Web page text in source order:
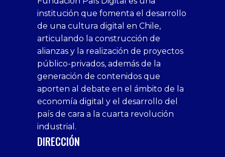
1xbet
canlı
casino
siteleri
bedava
bonus
veren
siteler
1xbet
deneme
bonusu
veren
siteleri
deneme
bonusu
Sikis
siteleri
bonusu
veren
siteler
casino
siteleri
1win
xslot
sahabet
giriş
1xbet
giriş
tarafbet
giriş
bonusu
veren
siteler
deneme
bonusu
Deneme
bonusu
veren
siteler
escort
casino
siteleri
bonusu
bahis
siteleri
Hot
Couple
xxx
homemade
porn
on
webcam
Cumshots
Tits
Free
Amateur
Porn
yenigiris.com
Giriş
bonusu
veren
siteler
deneme
bonusu
veren
siteler
institución que fomenta el desarrollo
de una cultura digital en Chile,
articulando la construcción de
alianzas y la realización de proyectos
público-privados, además de la
generación de contenidos que
aporten al debate en el ámbito de la
economía digital y el desarrollo del
país de cara a la cuarta revolución
industrial.
DIRECCIÓN